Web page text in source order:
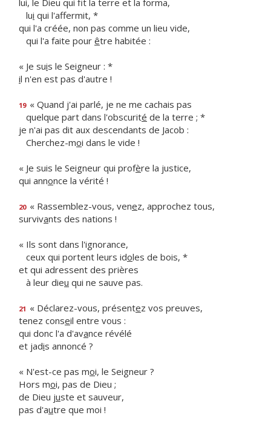
lui, le Dieu qui fit la terre et la forma,
lui qui l'affermit, *
qui l'a créée, non pas comme un lieu vide,
qui l'a faite pour être habitée :
« Je suis le Seigneur : *
il n'en est pas d'autre !
19 « Quand j'ai parlé, je ne me cachais pas
quelque part dans l'obscurité de la terre ; *
je n'ai pas dit aux descendants de Jacob :
Cherchez-moi dans le vide !
« Je suis le Seigneur qui profère la justice,
qui annonce la vérité !
20 « Rassemblez-vous, venez, approchez tous,
survivants des nations !
« Ils sont dans l'ignorance,
ceux qui portent leurs idoles de bois, *
et qui adressent des prières
à leur dieu qui ne sauve pas.
21 « Déclarez-vous, présentez vos preuves,
tenez conseil entre vous :
qui donc l'a d'avance révélé
et jadis annoncé ?
« N'est-ce pas moi, le Seigneur ?
Hors moi, pas de Dieu ;
de Dieu juste et sauveur,
pas d'autre que moi !